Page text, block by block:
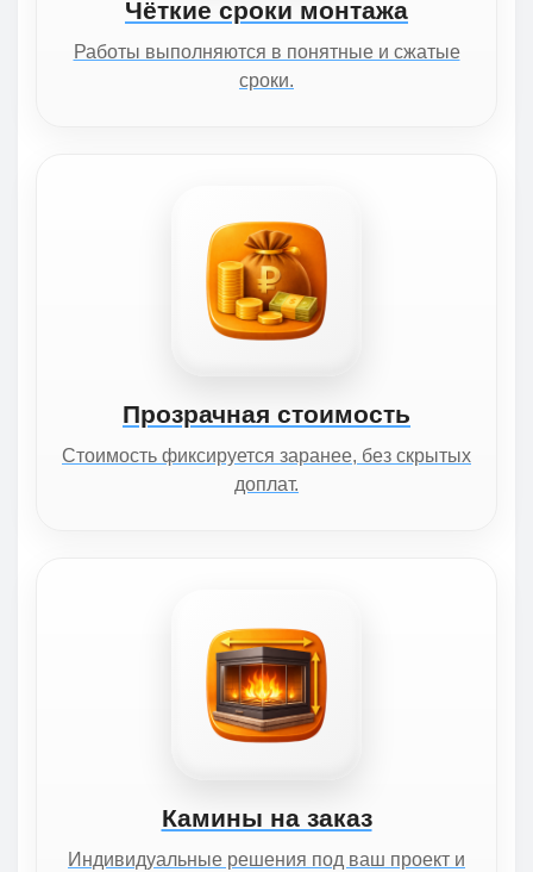
Чёткие сроки монтажа
Работы выполняются в понятные и сжатые
сроки.
Прозрачная стоимость
Стоимость фиксируется заранее, без скрытых
доплат.
Камины на заказ
Индивидуальные решения под ваш проект и